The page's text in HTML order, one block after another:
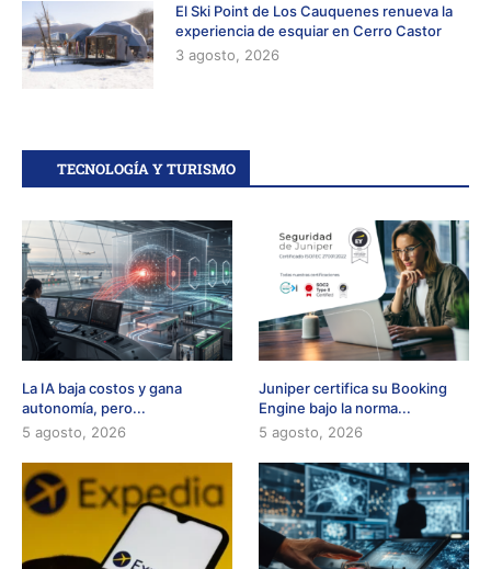
El Ski Point de Los Cauquenes renueva la
experiencia de esquiar en Cerro Castor
3 agosto, 2026
TECNOLOGÍA Y TURISMO
La IA baja costos y gana
autonomía, pero...
5 agosto, 2026
Juniper certifica su Booking
Engine bajo la norma...
5 agosto, 2026